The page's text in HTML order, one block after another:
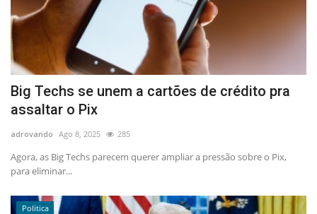
Big Techs se unem a cartões de crédito pra
assaltar o Pix
adrovando Ago 8, 2025 285
Agora, as Big Techs parecem querer ampliar a pressão sobre o Pix,
para eliminar...
Politica